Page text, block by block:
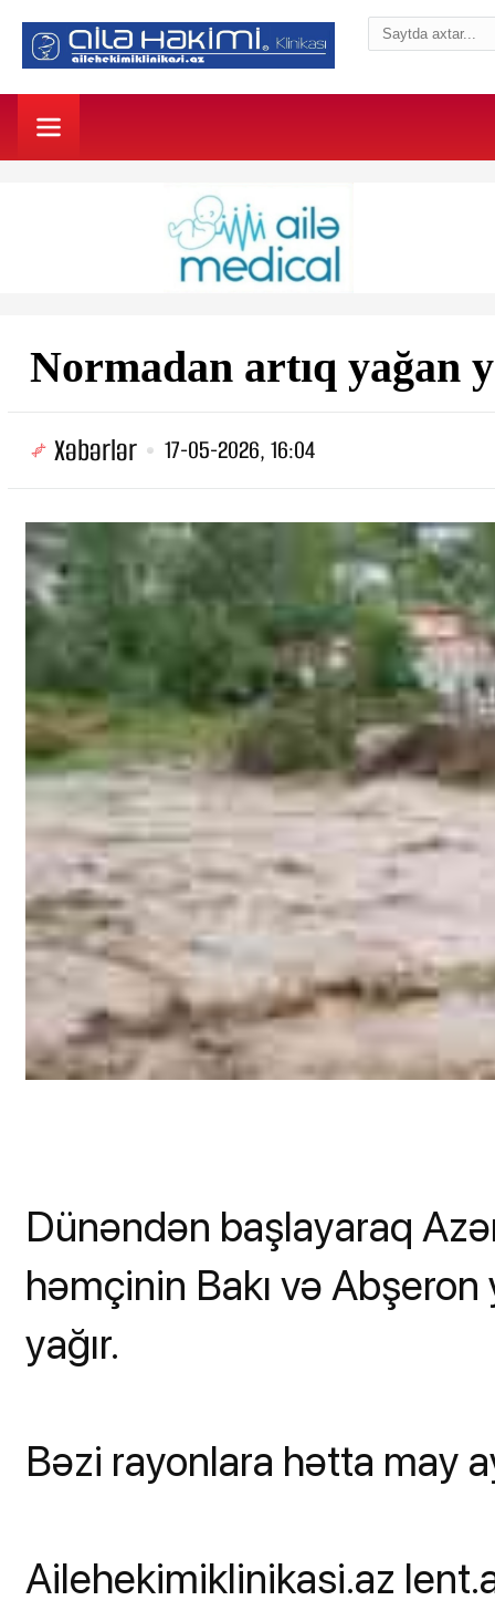
Normadan artıq yağan
Xəbərlər 17-05-2026, 16:04
Dünəndən başlayaraq
həmçinin Bakı və Abşeron
yağır.
Bəzi rayonlara hətta may
Ailehekimiklinikasi.az